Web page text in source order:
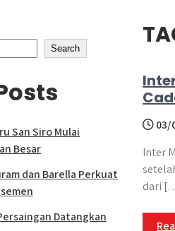
03/
Inter
dari
Search
San Siro Mulai
Besar
dan Barella Perkuat
Datangkan